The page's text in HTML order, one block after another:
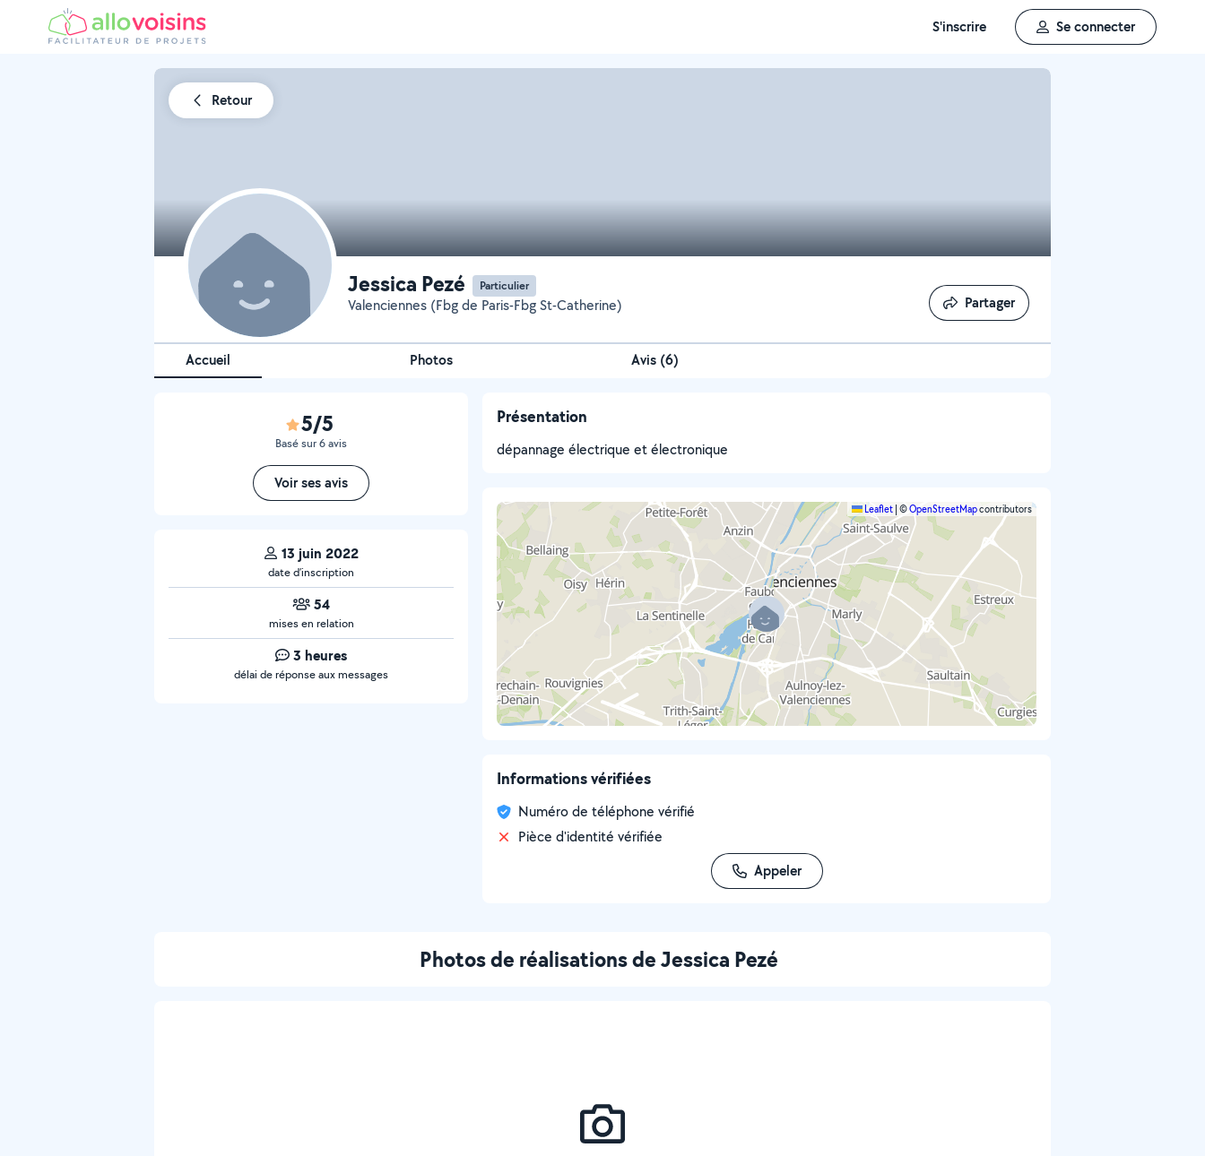
S'inscrire Se connecter
Retour
Jessica Pezé Particulier
Valenciennes (Fbg de Paris-Fbg St-Catherine) Partager
Partager
Accueil Photos Avis (6)
5/5
Basé sur 6 avis
Voir ses avis
13 juin 2022
date d’inscription
54
mises en relation
3 heures
délai de réponse aux messages
Présentation
dépannage électrique et électronique
Leaflet ©OpenStreetMapcontributors
Informations vérifiées
Numéro de téléphone vérifié
Pièce d'identité vérifiée
Appeler
Photos de réalisations de Jessica Pezé